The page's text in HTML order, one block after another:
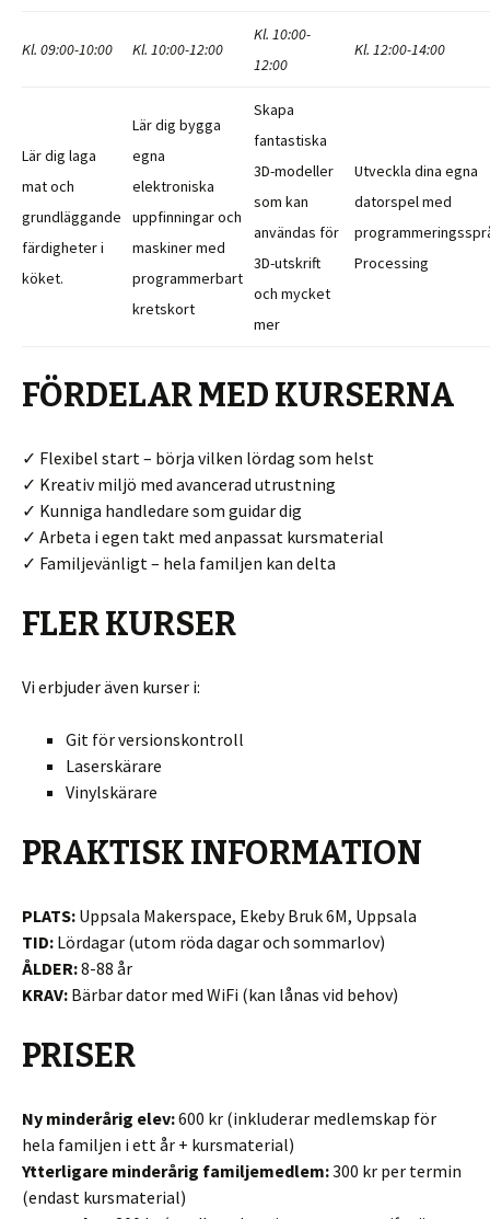
Kl. 09:00-10:00 Kl. 10:00-12:00
Kl. 10:00-
12:00
Kl. 12:00-14:00
Lär dig laga
mat och
grundläggande
färdigheter i
köket.
Lär dig bygga
egna
elektroniska
uppfinningar och
maskiner med
programmerbart
kretskort
Skapa
fantastiska
3D-modeller
som kan
användas för
3D-utskrift
och mycket
mer
Utveckla dina egna
datorspel med
Processing
FÖRDELAR MED KURSERNA
✓ Flexibel start – börja vilken lördag som helst
✓ Kreativ miljö med avancerad utrustning
✓ Kunniga handledare som guidar dig
✓ Arbeta i egen takt med anpassat kursmaterial
✓ Familjevänligt – hela familjen kan delta
FLER KURSER
Vi erbjuder även kurser i:
Git för versionskontroll
Laserskärare
Vinylskärare
PRAKTISK INFORMATION
PLATS: Uppsala Makerspace, Ekeby Bruk 6M, Uppsala
TID: Lördagar (utom röda dagar och sommarlov)
ÅLDER:8-88 år
KRAV: Bärbar dator med WiFi (kan lånas vid behov)
PRISER
Ny minderårig elev:600 kr (inkluderar medlemskap för
hela familjen i ett år + kursmaterial)
Ytterligare minderårig familjemedlem:300 kr per termin
(endast kursmaterial)